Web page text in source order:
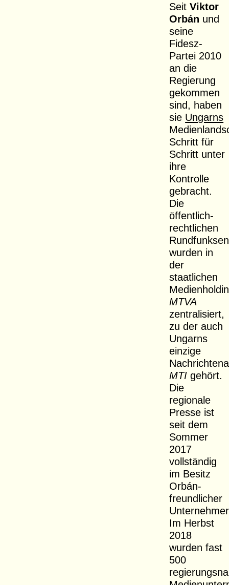
SeitViktor
Orbán und
seine
Fidesz-
Partei 2010
an die
Regierung
gekommen
sind, haben
sie Ungarns
Schritt für
Schritt unter
ihre
Kontrolle
gebracht.
Die
öffentlich-
rechtlichen
wurden in
der
staatlichen
MTVA
zentralisiert,
zu der auch
Ungarns
einzige
MTI gehört.
Die
regionale
Presse ist
seit dem
Sommer
2017
vollständig
im Besitz
Orbán-
freundlicher
Im Herbst
2018
wurden fast
500